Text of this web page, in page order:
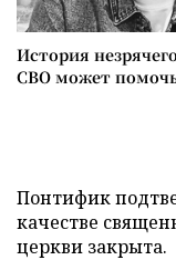
История
СВО может
Понтифик
качестве
церкви закрыта.